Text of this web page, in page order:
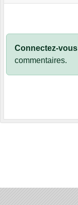
Connectez-vous
commentaires.